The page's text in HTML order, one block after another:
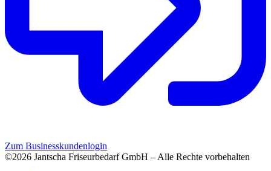
Zum Businesskundenlogin
©2026 Jantscha Friseurbedarf GmbH – Alle Rechte vorbehalten